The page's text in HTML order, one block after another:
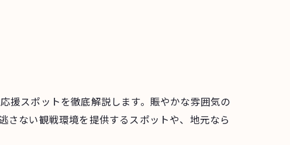
援スポットを徹底解説します。賑やかな雰囲気の
さない観戦環境を提供するスポットや、地元なら